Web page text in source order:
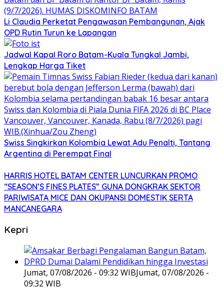
Li Claudia Perketat Pengawasan Pembangunan, Ajak
OPD Rutin Turun ke Lapangan
Jadwal Kapal Roro Batam-Kuala Tungkal Jambi,
Lengkap Harga Tiket
Swiss Singkirkan Kolombia Lewat Adu Penalti, Tantang
Argentina di Perempat Final
HARRIS HOTEL BATAM CENTER LUNCURKAN PROMO
“SEASON’S FINES PLATES” GUNA DONGKRAK SEKTOR
PARIWISATA MICE DAN OKUPANSI DOMESTIK SERTA
MANCANEGARA
Kepri
Jumat, 07/08/2026 - 09:32 WIBJumat, 07/08/2026 -
09:32 WIB